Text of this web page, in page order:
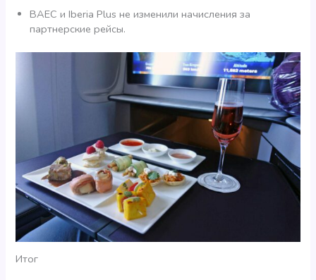
BAEC и Iberia Plus не изменили начисления за
партнерские рейсы.
Итог